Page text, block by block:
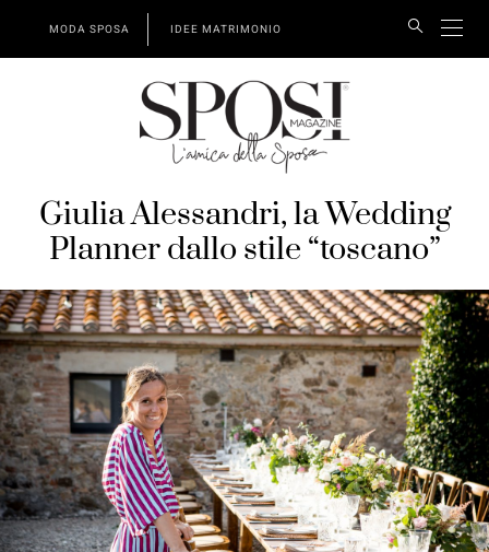
MODA SPOSA IDEE MATRIMONIO
Giulia Alessandri, la Wedding
Planner dallo stile “toscano”